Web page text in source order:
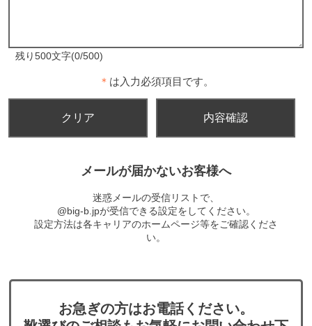
残り500文字(0/500)
＊ は入力必須項目です。
メールが届かないお客様へ
迷惑メールの受信リストで、
@big-b.jpが受信できる設定をしてください。
設定方法は各キャリアのホームページ等をご確認くださ
い。
お急ぎの方はお電話ください。